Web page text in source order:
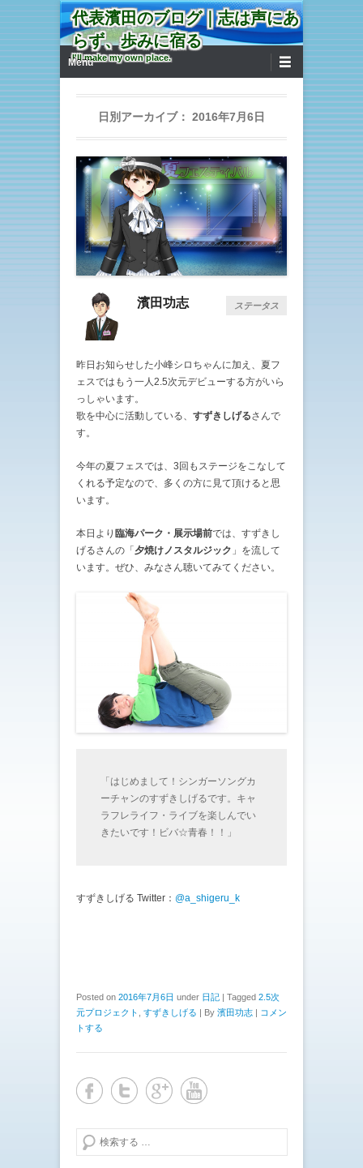
代表濱田のブログ｜志は声にあ
らず、歩みに宿る
I'll make my own place.
第1メニュー
コンテンツへ移動
Menu
日別アーカイブ： 2016年7月6日
濱田功志 ステータス
昨日お知らせした小峰シロちゃんに加え、夏フ
ェスではもう一人2.5次元デビューする方がいら
っしゃいます。
歌を中心に活動している、 すずきしげるさんで
す。
今年の夏フェスでは、3回もステージをこなして
くれる予定なので、多くの方に見て頂けると思
います。
本日より 臨海パーク・展示場前では、すずきし
げるさんの「 夕焼けノスタルジック 」を流して
います。ぜひ、みなさん聴いてみてください。
「はじめまして！シンガーソングカ
ーチャンのすずきしげるです。キャ
ラフレライフ・ライブを楽しんでい
きたいです！ビバ☆青春！！」
すずきしげる Twitter： @a_shigeru_k
Posted on 2016年7月6日 under 日記 Tagged 2.5次
元プロジェクト , すずきしげる By 濱田功志
コメン
トする
検索する